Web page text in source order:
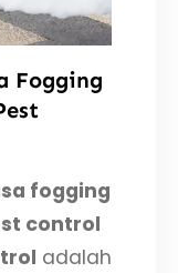
Fogging
fogging
control
adalah